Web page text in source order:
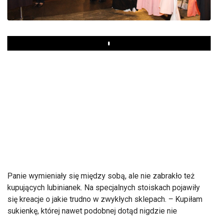
Play
Panie wymieniały się między sobą, ale nie zabrakło też
kupujących lubinianek. Na specjalnych stoiskach pojawiły
się kreacje o jakie trudno w zwykłych sklepach. – Kupiłam
sukienkę, której nawet podobnej dotąd nigdzie nie